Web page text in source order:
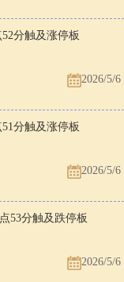
分触及涨停板
2026/5/6
分触及涨停板
2026/5/6
53分触及跌停板
2026/5/6